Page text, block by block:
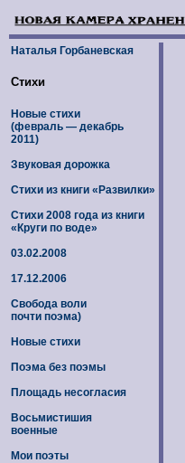
Наталья Горбаневская
Стихи
Новые стихи
(февраль — декабрь
2011)
Звуковая дорожка
Стихи из книги «Развилки»
Стихи 2008 года из книги
«Круги по воде»
03.02.2008
17.12.2006
Свобода воли
почти поэма)
Новые стихи
Поэма без поэмы
Площадь несогласия
Восьмистишия
военные
Мои поэты